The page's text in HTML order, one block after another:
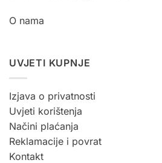
O nama
UVJETI KUPNJE
Izjava o privatnosti
Uvjeti korištenja
Načini plaćanja
Reklamacije i povrat
Kontakt